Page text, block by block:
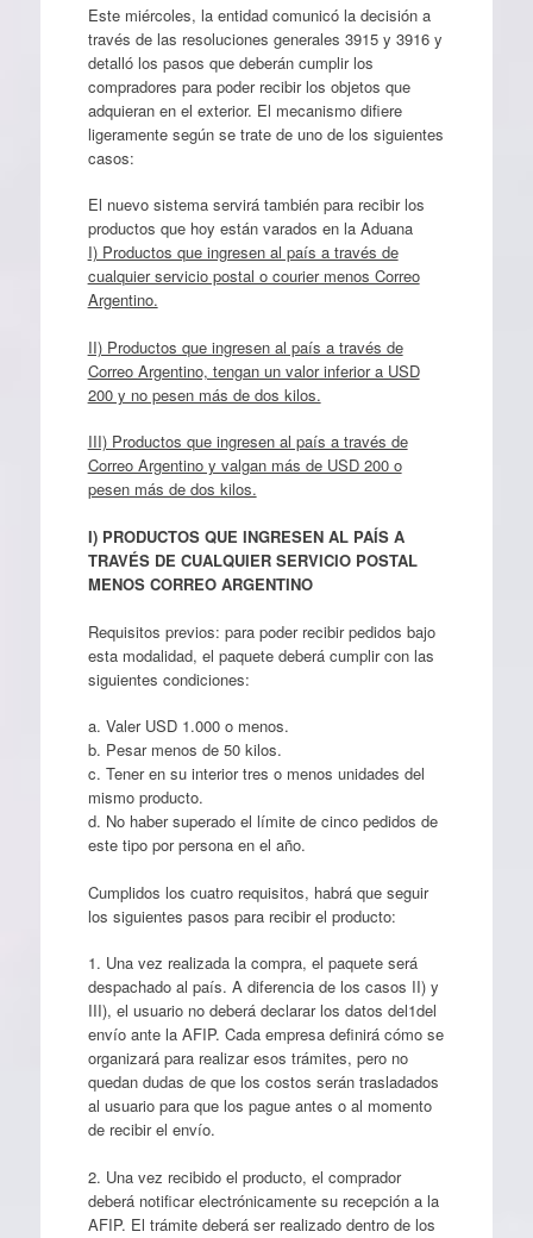
Este miércoles, la entidad comunicó la decisión a
través de las resoluciones generales 3915 y 3916 y
detalló los pasos que deberán cumplir los
compradores para poder recibir los objetos que
adquieran en el exterior. El mecanismo difiere
ligeramente según se trate de uno de los siguientes
casos:
El nuevo sistema servirá también para recibir los
productos que hoy están varados en la Aduana
I) Productos que ingresen al país a través de
cualquier servicio postal o courier menos Correo
Argentino.
II) Productos que ingresen al país a través de
Correo Argentino, tengan un valor inferior a USD
200 y no pesen más de dos kilos.
III) Productos que ingresen al país a través de
Correo Argentino y valgan más de USD 200 o
pesen más de dos kilos.
I) PRODUCTOS QUE INGRESEN AL PAÍS A
TRAVÉS DE CUALQUIER SERVICIO POSTAL
MENOS CORREO ARGENTINO
Requisitos previos: para poder recibir pedidos bajo
esta modalidad, el paquete deberá cumplir con las
siguientes condiciones:
a. Valer USD 1.000 o menos.
b. Pesar menos de 50 kilos.
c. Tener en su interior tres o menos unidades del
mismo producto.
d. No haber superado el límite de cinco pedidos de
este tipo por persona en el año.
Cumplidos los cuatro requisitos, habrá que seguir
los siguientes pasos para recibir el producto:
1. Una vez realizada la compra, el paquete será
despachado al país. A diferencia de los casos II) y
III), el usuario no deberá declarar los datos del1del
envío ante la AFIP. Cada empresa definirá cómo se
organizará para realizar esos trámites, pero no
quedan dudas de que los costos serán trasladados
al usuario para que los pague antes o al momento
de recibir el envío.
2. Una vez recibido el producto, el comprador
deberá notificar electrónicamente su recepción a la
AFIP. El trámite deberá ser realizado dentro de los